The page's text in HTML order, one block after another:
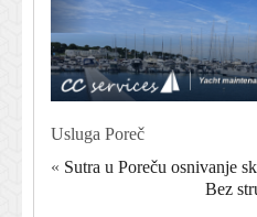
Usluga Poreč
« Sutra u Poreču osnivanje
Bez